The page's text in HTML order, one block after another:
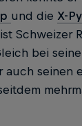
und die X-
Schweizer
bei
auch seinen